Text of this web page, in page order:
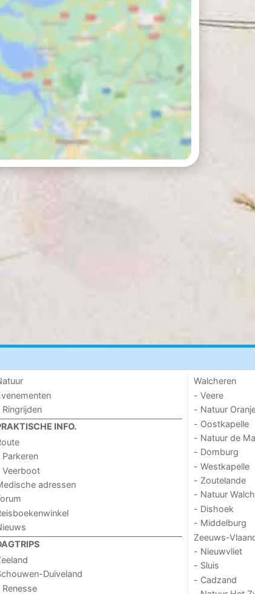
Ringrijden
INFO.
Parkeren
Veerboot
adressen
Duiveland
Renesse
Walcheren
- Veere
- Natuur
- Oostkapelle
- Natuur de
- Domburg
- Westkapelle
- Zoutelande
- Natuur
- Dishoek
- Middelburg
Zeeuws-
- Nieuwvliet
- Sluis
- Cadzand